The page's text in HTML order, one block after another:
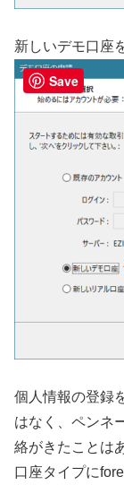
新しいデモ口座
個人情報の登録
はなく、ペンネ
絡がきたことは
口座タイプに
Save